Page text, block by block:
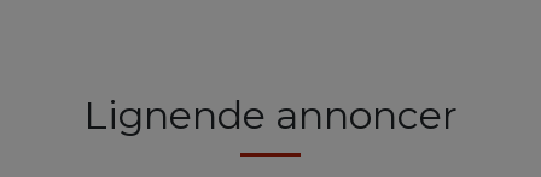
Lignende annoncer